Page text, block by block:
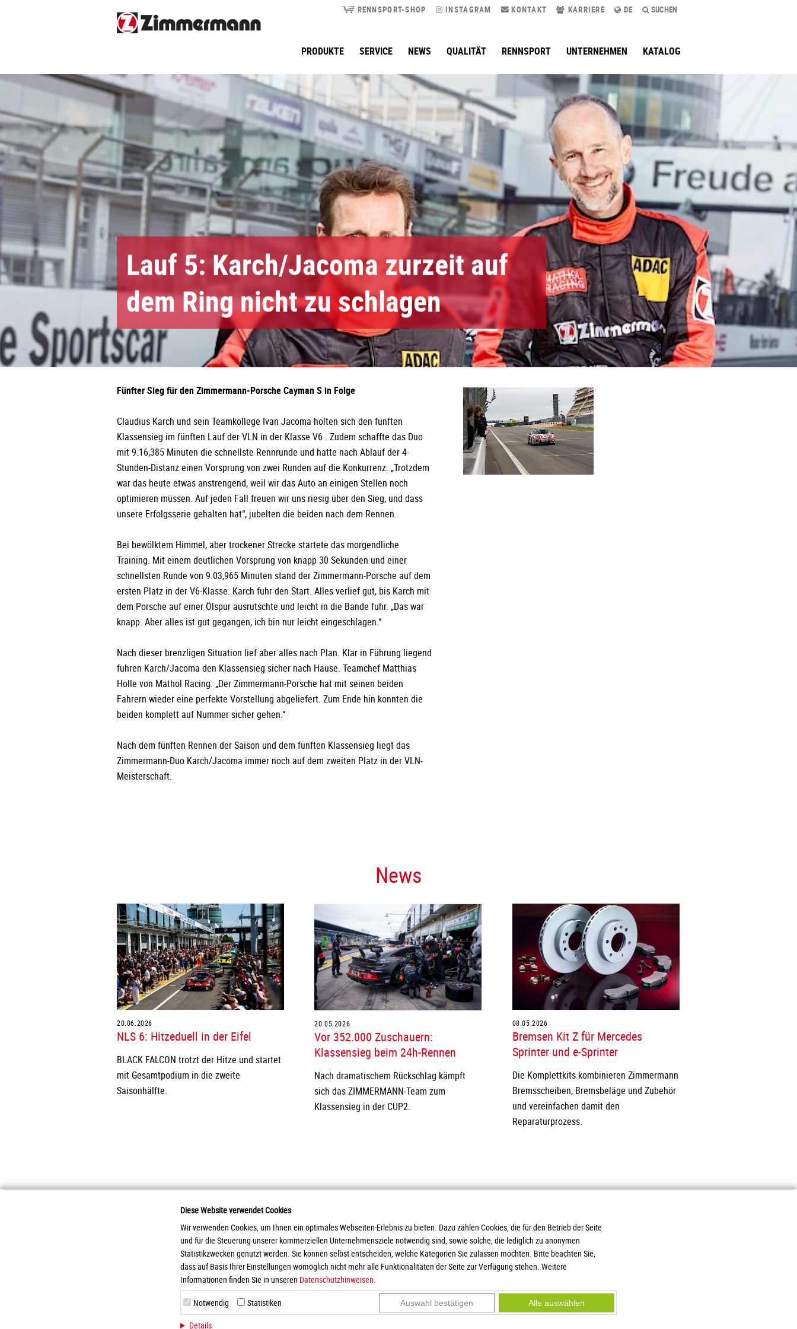
Diese Website verwendet Cookies
Wir verwenden Cookies, um Ihnen ein optimales Webseiten-Erlebnis zu bieten. Dazu zählen Cookies, die für den Betrieb der Seite
und für die Steuerung unserer kommerziellen Unternehmensziele notwendig sind, sowie solche, die lediglich zu anonymen
Statistikzwecken genutzt werden. Sie können selbst entscheiden, welche Kategorien Sie zulassen möchten. Bitte beachten Sie,
dass auf Basis Ihrer Einstellungen womöglich nicht mehr alle Funktionalitäten der Seite zur Verfügung stehen. Weitere
Informationen finden Sie in unseren Datenschutzhinweisen.
Notwendig Statistiken Auswahl bestätigen Alle auswählen
Details
RENNSPORT-SHOP INSTAGRAM KONTAKT KARRIERE DE SUCHEN
PRODUKTE SERVICE NEWS QUALITÄT RENNSPORT UNTERNEHMEN KATALOG
Lauf 5: Karch/Jacoma zurzeit auf
dem Ring nicht zu schlagen
Fünfter Sieg für den Zimmermann-Porsche Cayman S in Folge
Claudius Karch und sein Teamkollege Ivan Jacoma holten sich den fünften
Klassensieg im fünften Lauf der VLN in der Klasse V6 . Zudem schaffte das Duo
mit 9.16,385 Minuten die schnellste Rennrunde und hatte nach Ablauf der 4-
Stunden-Distanz einen Vorsprung von zwei Runden auf die Konkurrenz. „Trotzdem
war das heute etwas anstrengend, weil wir das Auto an einigen Stellen noch
optimieren müssen. Auf jeden Fall freuen wir uns riesig über den Sieg, und dass
unsere Erfolgsserie gehalten hat“, jubelten die beiden nach dem Rennen.
Bei bewölktem Himmel, aber trockener Strecke startete das morgendliche
Training. Mit einem deutlichen Vorsprung von knapp 30 Sekunden und einer
schnellsten Runde von 9.03,965 Minuten stand der Zimmermann-Porsche auf dem
ersten Platz in der V6-Klasse. Karch fuhr den Start. Alles verlief gut, bis Karch mit
dem Porsche auf einer Ölspur ausrutschte und leicht in die Bande fuhr. „Das war
knapp. Aber alles ist gut gegangen, ich bin nur leicht eingeschlagen.“
Nach dieser brenzligen Situation lief aber alles nach Plan. Klar in Führung liegend
fuhren Karch/Jacoma den Klassensieg sicher nach Hause. Teamchef Matthias
Holle von Mathol Racing: „Der Zimmermann-Porsche hat mit seinen beiden
Fahrern wieder eine perfekte Vorstellung abgeliefert. Zum Ende hin konnten die
beiden komplett auf Nummer sicher gehen.“
Nach dem fünften Rennen der Saison und dem fünften Klassensieg liegt das
Zimmermann-Duo Karch/Jacoma immer noch auf dem zweiten Platz in der VLN-
Meisterschaft.
News
20.06.2026
NLS 6: Hitzeduell in der Eifel
BLACK FALCON trotzt der Hitze und startet
mit Gesamtpodium in die zweite
Saisonhälfte.
20.05.2026
Vor 352.000 Zuschauern:
Klassensieg beim 24h-Rennen
Nach dramatischem Rückschlag kämpft
sich das ZIMMERMANN-Team zum
Klassensieg in der CUP2.
08.05.2026
Bremsen Kit Z für Mercedes
Sprinter und e-Sprinter
Die Komplettkits kombinieren Zimmermann
Bremsscheiben, Bremsbeläge und Zubehör
und vereinfachen damit den
Reparaturprozess.
2026 Otto Zimmermann Maschinen- und Apparatebau GmbH
Produkte
Service
Downloads
Anfrage
Anfahrt
Impressum